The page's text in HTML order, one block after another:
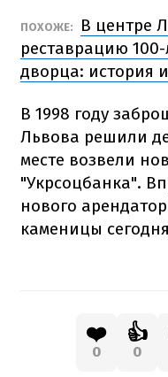
ПОХОЖЕ:
В центре
реставрацию
дворца: история
В 1998 году
Львова решили
месте возвели
"Укрсоцбанка".
нового
каменицы
❤️
0
👍
0